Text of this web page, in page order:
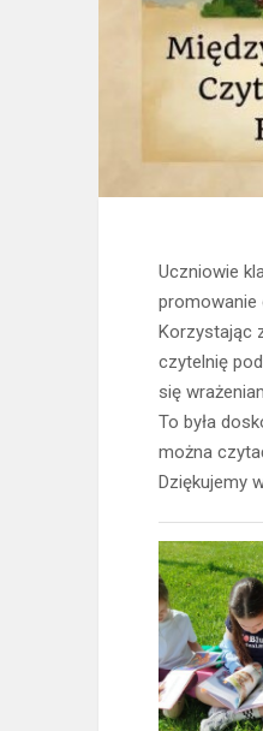
Uczniowie
promowanie
Korzystając
czytelnię
się
To była
można
Dziękujemy